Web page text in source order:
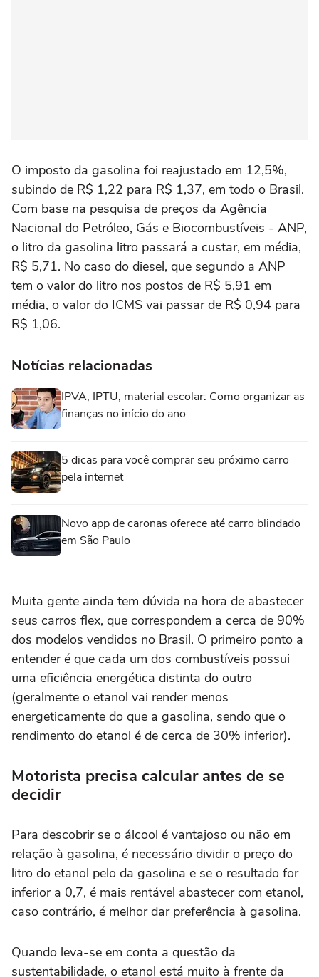
O imposto da gasolina foi reajustado em 12,5%,
subindo de R$ 1,22 para R$ 1,37, em todo o Brasil.
Com base na pesquisa de preços da Agência
Nacional do Petróleo, Gás e Biocombustíveis - ANP,
o litro da gasolina litro passará a custar, em média,
R$ 5,71. No caso do diesel, que segundo a ANP
tem o valor do litro nos postos de R$ 5,91 em
média, o valor do ICMS vai passar de R$ 0,94 para
R$ 1,06.
Notícias relacionadas
IPVA, IPTU, material escolar: Como organizar as
finanças no início do ano
5 dicas para você comprar seu próximo carro
pela internet
Novo app de caronas oferece até carro blindado
em São Paulo
Muita gente ainda tem dúvida na hora de abastecer
seus carros flex, que correspondem a cerca de 90%
dos modelos vendidos no Brasil. O primeiro ponto a
entender é que cada um dos combustíveis possui
uma eficiência energética distinta do outro
(geralmente o etanol vai render menos
energeticamente do que a gasolina, sendo que o
rendimento do etanol é de cerca de 30% inferior).
Motorista precisa calcular antes de se
decidir
Para descobrir se o álcool é vantajoso ou não em
relação à gasolina, é necessário dividir o preço do
litro do etanol pelo da gasolina e se o resultado for
inferior a 0,7, é mais rentável abastecer com etanol,
caso contrário, é melhor dar preferência à gasolina.
Quando leva-se em conta a questão da
sustentabilidade, o etanol está muito à frente da